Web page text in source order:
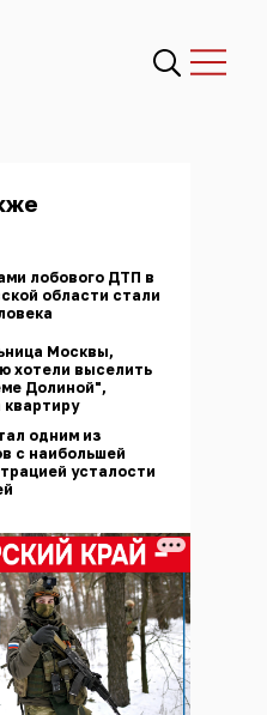
лобового ДТП в
области стали
Москвы,
хотели выселить
Долиной",
квартиру
одним из
с наибольшей
усталости